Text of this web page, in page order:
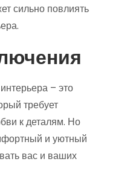
сильно повлиять
– это
требует
к деталям. Но
и уютный
вас и ваших